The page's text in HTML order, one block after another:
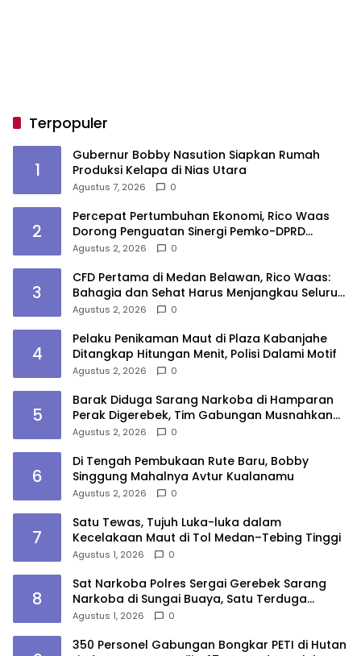
Terpopuler
1
Gubernur Bobby Nasution Siapkan Rumah
Produksi Kelapa di Nias Utara
Agustus 7, 2026 0
2
Percepat Pertumbuhan Ekonomi, Rico Waas
Dorong Penguatan Sinergi Pemko-DPRD
Medan
Agustus 2, 2026 0
3
CFD Pertama di Medan Belawan, Rico Waas:
Bahagia dan Sehat Harus Menjangkau Seluruh
Sudut Kota Medan
Agustus 2, 2026 0
4
Pelaku Penikaman Maut di Plaza Kabanjahe
Ditangkap Hitungan Menit, Polisi Dalami Motif
Agustus 2, 2026 0
5
Barak Diduga Sarang Narkoba di Hamparan
Perak Digerebek, Tim Gabungan Musnahkan
Lokasi
Agustus 2, 2026 0
6
Di Tengah Pembukaan Rute Baru, Bobby
Singgung Mahalnya Avtur Kualanamu
Agustus 2, 2026 0
7
Satu Tewas, Tujuh Luka-luka dalam
Kecelakaan Maut di Tol Medan–Tebing Tinggi
Agustus 1, 2026 0
8
Sat Narkoba Polres Sergai Gerebek Sarang
Narkoba di Sungai Buaya, Satu Terduga
Pelaku Diamankan
Agustus 1, 2026 0
350 Personel Gabungan Bongkar PETI di Hutan